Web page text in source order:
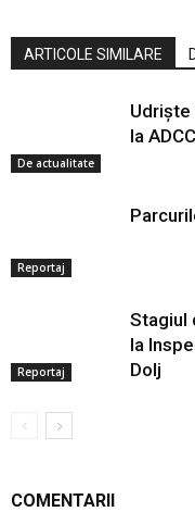
ARTICOLE SIMILARE
De actualitate
Udriște
la
Reportaj
Reportaj
Stagiul
la
Dolj
COMENTARII